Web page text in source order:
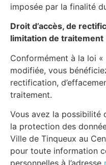
imposée par la finalité
Droit d’accès, de
limitation de traitement
Conformément à la loi
modifiée, vous
rectification,
traitement.
Vous avez la possibilité
la protection des
Ville de Tinqueux au
pour toute information